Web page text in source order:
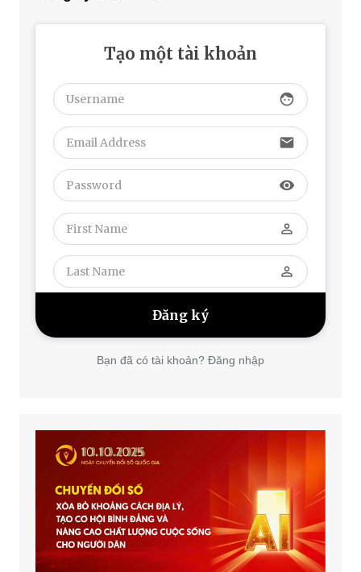
Tạo một tài khoản
face
email
visibility
perm_identity
perm_identity
Bạn đã có tài khoản? Đăng nhập